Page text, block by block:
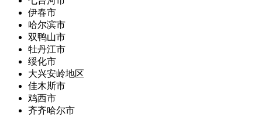
伊春市
哈尔滨市
双鸭山市
牡丹江市
绥化市
大兴安岭地区
佳木斯市
鸡西市
齐齐哈尔市